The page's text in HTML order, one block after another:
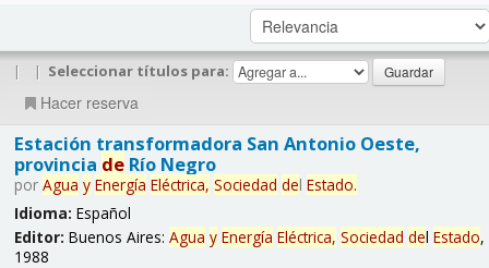
| | Seleccionar títulos para:
Hacer reserva
Estación transformadora San Antonio Oeste,
provincia deRío Negro
por Agua y Energía Eléctrica, Sociedad del Estado.
Idioma: Español
Editor: Buenos Aires: Agua y Energía Eléctrica, Sociedad del Estado,
1988